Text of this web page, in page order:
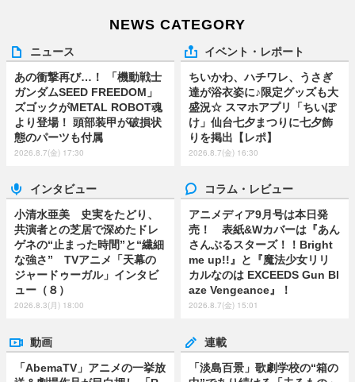
NEWS CATEGORY
ニュース
あの衝撃再び…！ 「機動戦士
ガンダムSEED FREEDOM」
ズゴックがMETAL ROBOT魂
より登場！ 頭部装甲が破損状
態のパーツも付属
2026.8.7(金) 17:30
イベント・レポート
ちいかわ、ハチワレ、うさぎ
達が浴衣姿に♪限定グッズも大
盛況☆ スマホアプリ「ちいぽ
け」仙台七夕まつりに七夕飾
りを掲出【レポ】
2026.8.7(金) 16:30
インタビュー
小清水亜美 史実をたどり、
共演者との芝居で深めたドレ
ゲネの“止まった時間”と“繊細
な強さ” TVアニメ「天幕の
ジャードゥーガル」インタビ
ュー（８）
2026.8.3(月) 18:00
コラム・レビュー
アニメディア9月号は本日発
売！ 表紙&Wカバーは『あん
さんぶるスターズ！！Bright
me up!!』と『魔法少女リリ
カルなのは EXCEEDS Gun Bl
aze Vengeance』！
2026.8.7(金) 15:01
動画
「AbemaTV」アニメの一挙放
連載
「淡島百景」歌劇学校の“箱の